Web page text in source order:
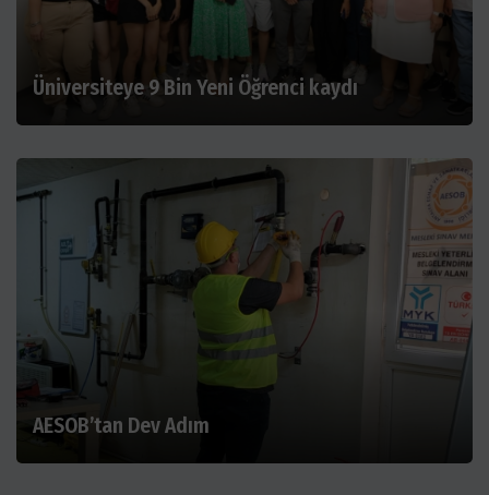
Üniversiteye 9 Bin Yeni Öğrenci kaydı
AESOB’tan Dev Adım